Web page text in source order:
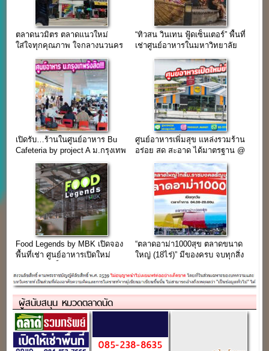
ตลาดนวมิตร ตลาดแนวใหม่
ใส่ใจทุกคุณภาพ ใจกลางนวนคร
“ทิวสน วินเทน ฟู้ดเซ็นเตอร์” พื้นที่
เช่าศูนย์อาหารในมหาวิทยาลัย
เปิดรับ…ร้านในศูนย์อาหาร Bu
Cafeteria by project A ม.กรุงเทพ
ศูนย์อาหารเพิ่มสุข แหล่งรวมร้าน
อร่อย สด สะอาด ได้มาตรฐาน @
Food Legends by MBK เปิดจอง
พื้นที่เช่า ศูนย์อาหารเปิดใหม่
“ตลาดอาม่า1000สุข ตลาดขนาด
ใหญ่ (18ไร่)” มีของครบ จบทุกสิ่ง
ผู้สนับสนุน หมวดตลาดนัด